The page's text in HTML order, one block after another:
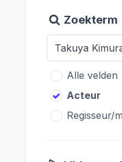
Zoekterm
Alle velden
Acteur
Regisseur/